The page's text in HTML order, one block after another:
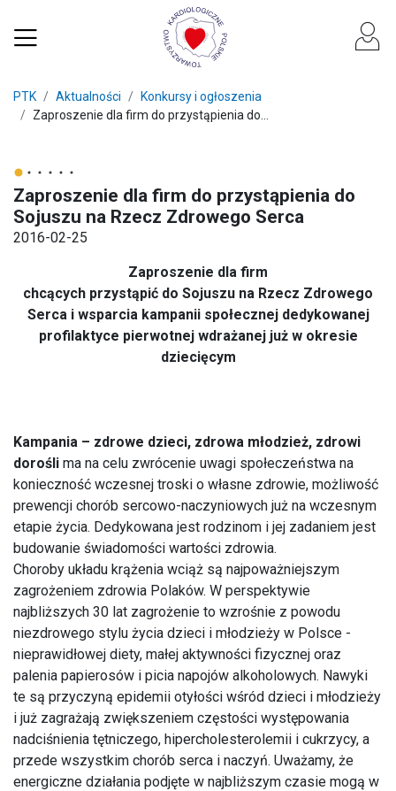
PTK Aktualności
Konkursy i ogłoszenia
Zaproszenie dla firm do przystąpienia do...
Zaproszenie dla firm do przystąpienia do
Sojuszu na Rzecz Zdrowego Serca
2016-02-25
Zaproszenie dla firm
chcących przystąpić do Sojuszu na Rzecz Zdrowego
Serca i wsparcia kampanii społecznej dedykowanej
profilaktyce pierwotnej wdrażanej już w okresie
dziecięcym
Kampania – zdrowe dzieci, zdrowa młodzież, zdrowi
dorośli ma na celu zwrócenie uwagi społeczeństwa na
konieczność wczesnej troski o własne zdrowie, możliwość
prewencji chorób sercowo-naczyniowych już na wczesnym
etapie życia. Dedykowana jest rodzinom i jej zadaniem jest
budowanie świadomości wartości zdrowia.
Choroby układu krążenia wciąż są najpoważniejszym
zagrożeniem zdrowia Polaków. W perspektywie
najbliższych 30 lat zagrożenie to wzrośnie z powodu
niezdrowego stylu życia dzieci i młodzieży w Polsce -
nieprawidłowej diety, małej aktywności fizycznej oraz
palenia papierosów i picia napojów alkoholowych. Nawyki
te są przyczyną epidemii otyłości wśród dzieci i młodzieży
i już zagrażają zwiększeniem częstości występowania
nadciśnienia tętniczego, hipercholesterolemii i cukrzycy, a
przede wszystkim chorób serca i naczyń. Uważamy, że
energiczne działania podjęte w najbliższym czasie mogą w